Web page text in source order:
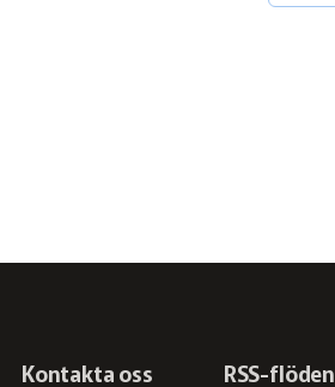
Kontakta oss RSS-flöden